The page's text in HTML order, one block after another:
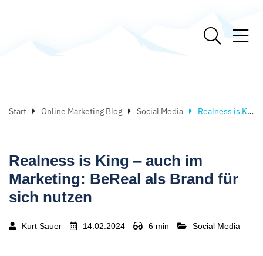
Start Online Marketing Blog Social Media Realness is King ‒ auch im Marketing: BeReal als Brand für sich nutzen
Realness is King ‒ auch im
Marketing: BeReal als Brand für
sich nutzen
Kurt Sauer 14.02.2024 6 min Social Media